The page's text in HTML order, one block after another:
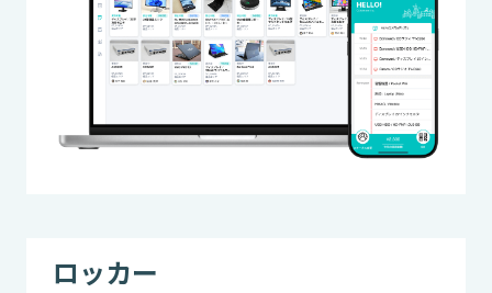
ロッカー